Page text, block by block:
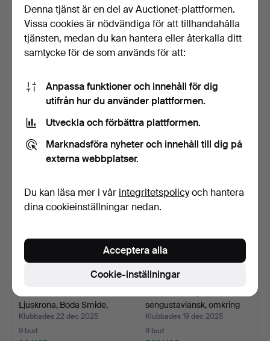
LJUSKRONA, gustaviansk
stil, 1800-talets f…
24 bud
2 743 USD
LJUSKRONA, 1800-talets
senare del.
27 bud
1 171 USD
Ljuskrona, Boda Smide,
1900-…
Klubbades 22 dec 2025
9 bud
sengustaviansk, omkring
1800.
Klubbades 19 dec 2025
9 bud
Denna tjänst är en del av Auctionet-plattformen.
Vissa cookies är nödvändiga för att tillhandahålla
tjänsten, medan du kan hantera eller återkalla ditt
samtycke för de som används för att:
Anpassa funktioner och innehåll för dig
utifrån hur du använder plattformen.
Utveckla och förbättra plattformen.
Marknadsföra nyheter och innehåll till dig på
externa webbplatser.
Du kan läsa mer i vår integritetspolicyoch hantera
dina cookieinställningar nedan.
Cookie-inställningar
Acceptera alla